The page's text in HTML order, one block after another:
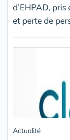
d’EHPAD,
et perte de
Actualité